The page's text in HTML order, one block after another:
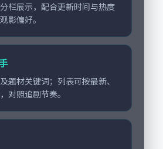
栏展示，配合更新时间与热度
影偏好。
题材关键词；列表可按最新、
对照追剧节奏。